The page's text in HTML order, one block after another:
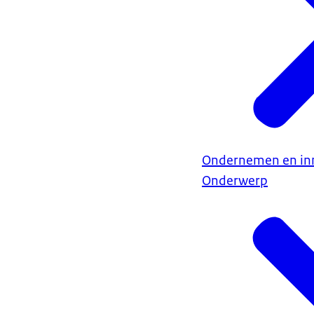
Ondernemen en
Onderwerp